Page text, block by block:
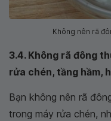
Không nên rã
3.4. Không rã đông
rửa chén, tầng hầm,
Bạn không nên rã
trong máy rửa chén,